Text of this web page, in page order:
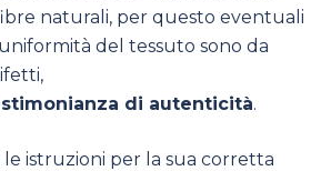
naturali, per questo eventuali
del tessuto sono da
di autenticità.
istruzioni per la sua corretta